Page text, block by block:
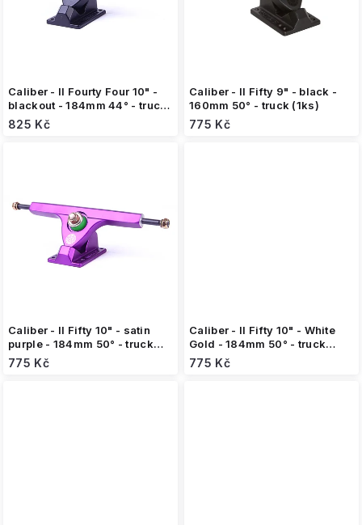
k
t
ů
Caliber - II Fourty Four 10" -
blackout - 184mm 44° - truck
(1ks)
825 Kč
Caliber - II Fifty 9" - black -
160mm 50° - truck (1ks)
775 Kč
Caliber - II Fifty 10" - satin
purple - 184mm 50° - truck
(1ks)
775 Kč
Caliber - II Fifty 10" - White
Gold - 184mm 50° - truck
(1ks)
775 Kč